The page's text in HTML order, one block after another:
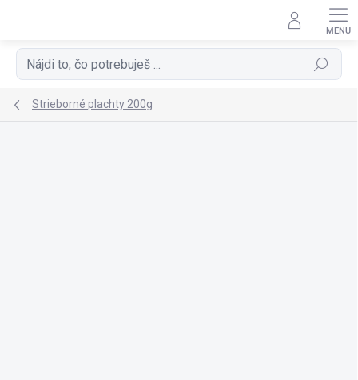
Hľadať
Strieborné plachty 200g